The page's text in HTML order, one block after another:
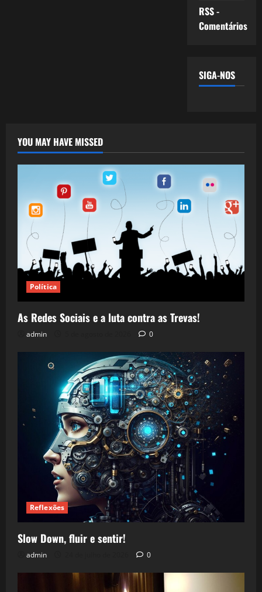
RSS -
Comentários
SIGA-NOS
YOU MAY HAVE MISSED
Política
As Redes Sociais e a luta contra as Trevas!
admin 0
Reflexões
Slow Down, fluir e sentir!
admin 0